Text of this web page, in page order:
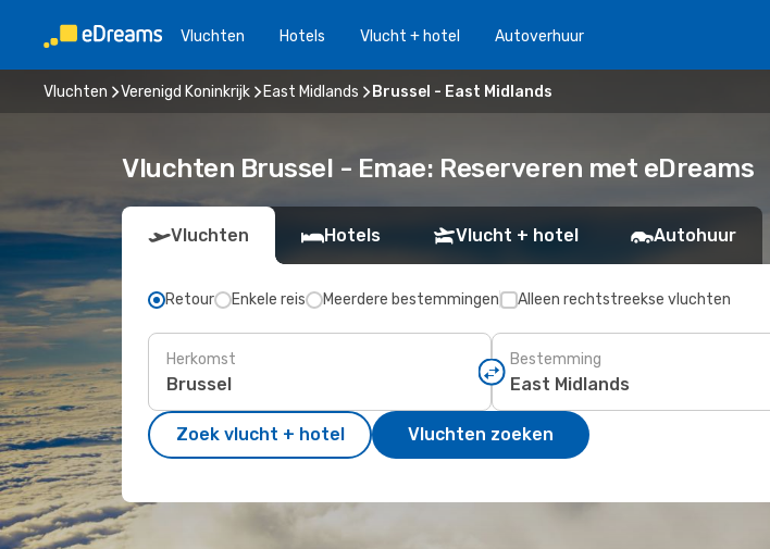
Vluchten Hotels Vlucht + hotel Autoverhuur
Vluchten Verenigd Koninkrijk East Midlands Brussel - East Midlands
Vluchten Brussel - Emae: Reserveren met eDreams
Vluchten Hotels Vlucht + hotel Autohuur
Retour Enkele reis Meerdere bestemmingen Alleen rechtstreekse vluchten
Herkomst Bestemming
Zoek vlucht + hotel Vluchten zoeken